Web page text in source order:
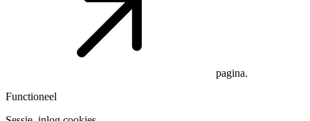
pagina.
Functioneel